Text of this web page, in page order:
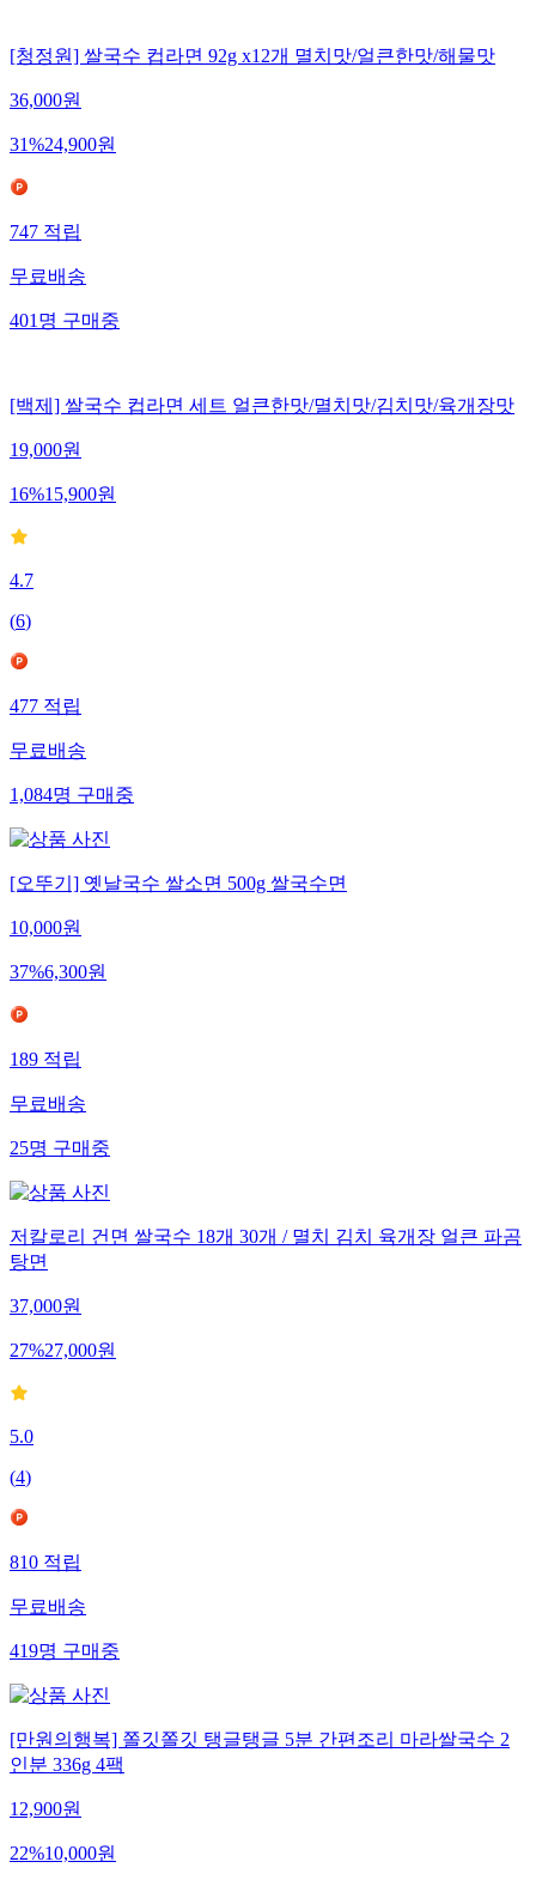
[청정원] 쌀국수 컵라면 92g x12개 멸치맛/얼큰한맛/해물맛
36,000원
31%24,900원
747 적립
무료배송
401 명 구매중
[백제] 쌀국수 컵라면 세트 얼큰한맛/멸치맛/김치맛/육개장맛
19,000원
16%15,900원
4.7
(6)
477적립
무료배송
1,084명구매중
[오뚜기] 옛날국수 쌀소면 500g 쌀국수면
10,000원
37%6,300원
189적립
무료배송
25명구매중
저칼로리 건면 쌀국수 18개 30개 / 멸치 김치 육개장 얼큰 파곰
탕면
37,000원
27%27,000원
5.0
(4)
810적립
무료배송
419명구매중
[만원의행복] 쫄깃쫄깃 탱글탱글 5분 간편조리 마라쌀국수 2
인분 336g 4팩
12,900원
22%10,000원